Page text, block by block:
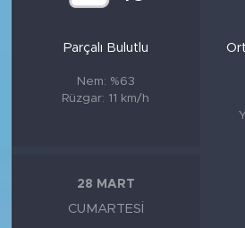
Parçalı Bulutlu
Nem: %63
Rüzgar: 11 km/h
28 MART
CUMARTESI